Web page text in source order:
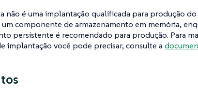
não é uma implantação qualificada para produção do
um componente de armazenamento em memória,
persistente é recomendado para produção. Para
implantação você pode precisar, consulte a